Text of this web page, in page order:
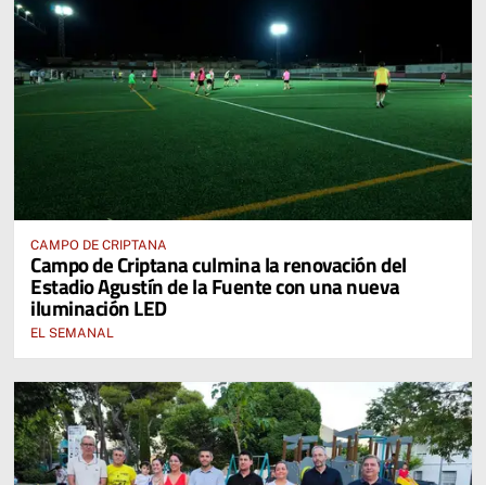
CAMPO DE CRIPTANA
Campo de Criptana culmina la renovación del
Estadio Agustín de la Fuente con una nueva
iluminación LED
EL SEMANAL